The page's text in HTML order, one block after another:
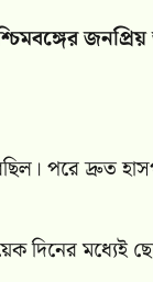
পরে দ্রুত
দিনের মধ্যেই